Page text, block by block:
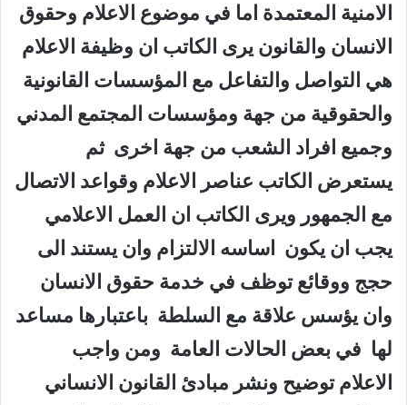
الامنية المعتمدة اما في موضوع الاعلام وحقوق
الانسان والقانون يرى الكاتب ان وظيفة الاعلام
هي التواصل والتفاعل مع المؤسسات القانونية
والحقوقية من جهة ومؤسسات المجتمع المدني
وجميع افراد الشعب من جهة اخرى ثم
يستعرض الكاتب عناصر الاعلام وقواعد الاتصال
مع الجمهور ويرى الكاتب ان العمل الاعلامي
يجب ان يكون اساسه الالتزام وان يستند الى
حجج ووقائع توظف في خدمة حقوق الانسان
وان يؤسس علاقة مع السلطة باعتبارها مساعد
لها في بعض الحالات العامة ومن واجب
الاعلام توضيح ونشر مبادئ القانون الانساني